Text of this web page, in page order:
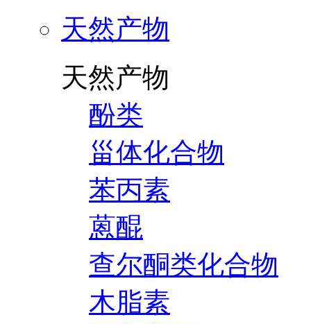
天然产物
天然产物
酚类
甾体化合物
苯丙素
蒽醌
查尔酮类化合物
木脂素